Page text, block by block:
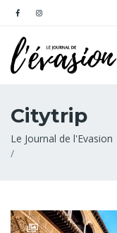
Citytrip
Fil
d'Ariane
Le Journal de l'Evasion